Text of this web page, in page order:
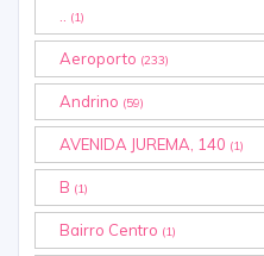
.. (1)
Aeroporto (233)
Andrino (59)
AVENIDA JUREMA, 140 (1)
B (1)
Bairro Centro (1)